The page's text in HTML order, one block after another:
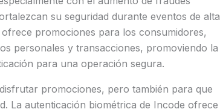
su seguridad durante eventos de alta
promociones para los consumidores,
personales y transacciones, promoviendo la
para una operación segura.
promociones, pero también para que
La autenticación biométrica de Incode ofrece